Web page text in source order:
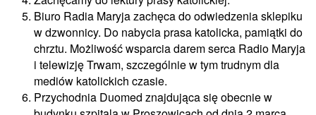
Biuro Radia Maryja zachęca do odwiedzenia sklepiku
w dzwonnicy. Do nabycia prasa katolicka, pamiątki do
chrztu. Możliwość wsparcia darem serca Radio Maryja
i telewizję Trwam, szczególnie w tym trudnym dla
mediów katolickich czasie.
Przychodnia Duomed znajdująca się obecnie w